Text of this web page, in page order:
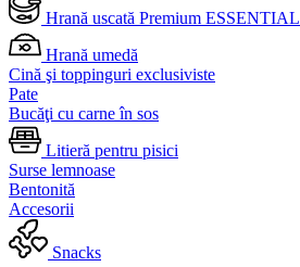
Hrană uscată Premium ESSENTIAL
Hrană umedă
Cină şi toppinguri exclusiviste
Pate
Bucăţi cu carne în sos
Litieră pentru pisici
Surse lemnoase
Bentonită
Accesorii
Snacks